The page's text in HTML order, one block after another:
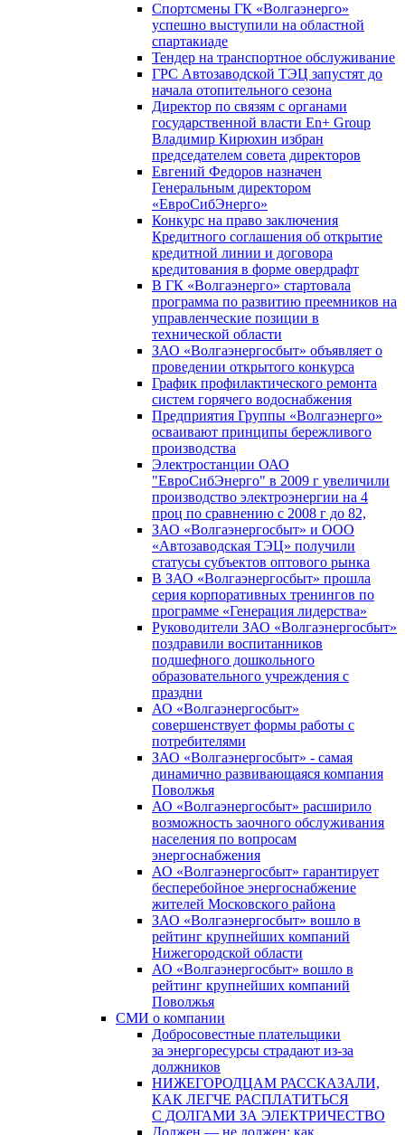
Спортсмены ГК «Волгаэнерго»
успешно выступили на областной
спартакиаде
Тендер на транспортное обслуживание
ГРС Автозаводской ТЭЦ запустят до
начала отопительного сезона
Директор по связям с органами
государственной власти En+ Group
Владимир Кирюхин избран
председателем совета директоров
Евгений Федоров назначен
Генеральным директором
«ЕвроСибЭнерго»
Конкурс на право заключения
Кредитного соглашения об открытие
кредитной линии и договора
кредитования в форме овердрафт
В ГК «Волгаэнерго» стартовала
программа по развитию преемников на
управленческие позиции в
технической области
ЗАО «Волгаэнергосбыт» объявляет о
проведении открытого конкурса
График профилактического ремонта
систем горячего водоснабжения
Предприятия Группы «Волгаэнерго»
осваивают принципы бережливого
производства
Электростанции ОАО
"ЕвроСибЭнерго" в 2009 г увеличили
производство электроэнергии на 4
проц по сравнению с 2008 г до 82,
ЗАО «Волгаэнергосбыт» и ООО
«Автозаводская ТЭЦ» получили
статусы субъектов оптового рынка
В ЗАО «Волгаэнергосбыт» прошла
серия корпоративных тренингов по
программе «Генерация лидерства»
Руководители ЗАО «Волгаэнергосбыт»
поздравили воспитанников
подшефного дошкольного
образовательного учреждения с
праздни
АО «Волгаэнергосбыт»
совершенствует формы работы с
потребителями
ЗАО «Волгаэнергосбыт» - самая
динамично развивающаяся компания
Поволжья
АО «Волгаэнергосбыт» расширило
возможность заочного обслуживания
населения по вопросам
энергоснабжения
АО «Волгаэнергосбыт» гарантирует
бесперебойное энергоснабжение
жителей Московского района
ЗАО «Волгаэнергосбыт» вошло в
рейтинг крупнейших компаний
Нижегородской области
АО «Волгаэнергосбыт» вошло в
рейтинг крупнейших компаний
Поволжья
СМИ о компании
Добросовестные плательщики
за энергоресурсы страдают из-за
должников
НИЖЕГОРОДЦАМ РАССКАЗАЛИ,
КАК ЛЕГЧЕ РАСПЛАТИТЬСЯ
С ДОЛГАМИ ЗА ЭЛЕКТРИЧЕСТВО